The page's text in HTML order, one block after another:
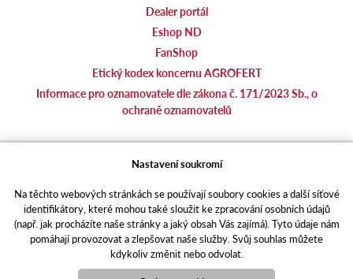
Dealer portál
Eshop ND
FanShop
Etický kodex koncernu AGROFERT
Informace pro oznamovatele dle zákona č. 171/2023 Sb., o
ochraně oznamovatelů
agrotec.cz
portal.caseklub.cz
shop.agrics.cz
traktorbazar.cz
eshop.agrics.cz/cs
a-finance.cz
Nastavení soukromí
Na těchto webových stránkách se používají soubory cookies a další síťové
identifikátory, které mohou také sloužit ke zpracování osobních údajů
(např. jak procházíte naše stránky a jaký obsah Vás zajímá). Tyto údaje nám
pomáhají provozovat a zlepšovat naše služby. Svůj souhlas můžete
kdykoliv změnit nebo odvolat.